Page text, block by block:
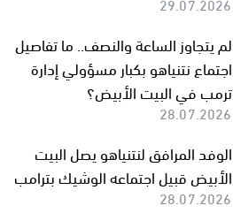
لم يتجاوز الساعة والنصف.. ما تفاصيل
اجتماع نتنياهو بكبار مسؤولي إدارة
ترمب في البيت الأبيض؟
28.07.2026
الوفد المرافق لنتنياهو يصل البيت
الأبيض قبيل اجتماعه الوشيك بترامب
28.07.2026